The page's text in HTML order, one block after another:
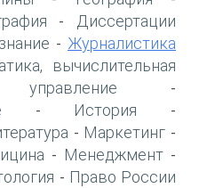
-
Диссертации
- Журналистика
вычислительная
-
- История -
- Маркетинг -
- Менеджмент -
- Право России